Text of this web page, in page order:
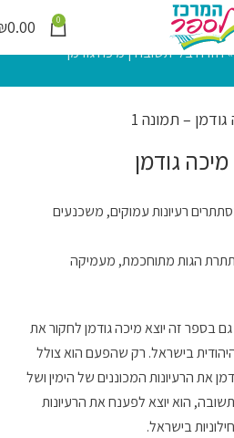
0
0.00
חזרה בלי תשובה | מיכה גודמן
גודמן
רעיונות עמוקים, משכנעים
הגות מתוחכמת, מעמיקה
בספרו הקודם, מלכוד 67, גם בספר זה יוצא מיכה גודמן לחקור את
בישראל. רק שהפעם הוא צולל
67 ניתח גודמן את הרעיונות המכוננים של הימין ושל
הוא יוצא לפענח את הרעיונות
בישראל.